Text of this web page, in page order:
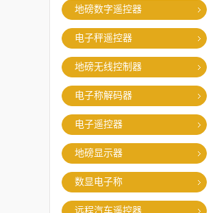
地磅数字遥控器
电子秤遥控器
地磅无线控制器
电子称解码器
电子遥控器
地磅显示器
数显电子称
远程汽车遥控器